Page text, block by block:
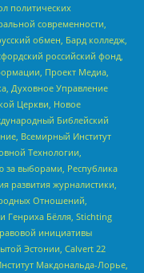
политических
современности,
обмен, Бард колледж,
российский фонд,
Проект Медиа,
Духовное Управление
Церкви, Новое
Библейский
Всемирный Институт
Технологии,
за выборами, Республика
журналистики,
Отношений,
Бёлля, Stichting
инициативы
Эстонии, Calvert 22
Макдональда-Лорье,